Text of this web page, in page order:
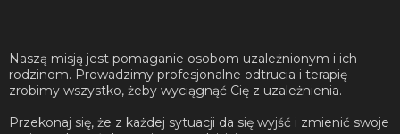
Naszą misją jest pomaganie osobom uzależnionym i ich
rodzinom. Prowadzimy profesjonalne odtrucia i terapię –
zrobimy wszystko, żeby wyciągnąć Cię z uzależnienia.
Przekonaj się, że z każdej sytuacji da się wyjść i zmienić swoje